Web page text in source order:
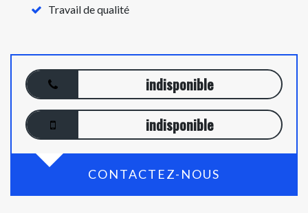
Travail de qualité
indisponible
indisponible
CONTACTEZ-NOUS